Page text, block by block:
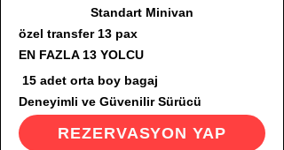
Standart Minivan
özel transfer 13 pax
EN FAZLA 13 YOLCU
15 adet orta boy bagaj
Deneyimli ve Güvenilir Sürücü
REZERVASYON YAP